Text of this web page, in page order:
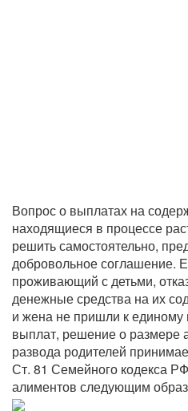
Вопрос о выплатах на
находящиеся в процессе
решить самостоятельно,
добровольное соглашение.
проживающий с детьми,
денежные средства на их
и жена не пришли к
выплат, решение о размере
развода родителей
Ст. 81 Семейного кодекса
алиментов следующим